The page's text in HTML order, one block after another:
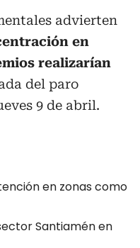
advierten
en
realizarían
del paro
9 de abril.
en zonas como
Santiamén en